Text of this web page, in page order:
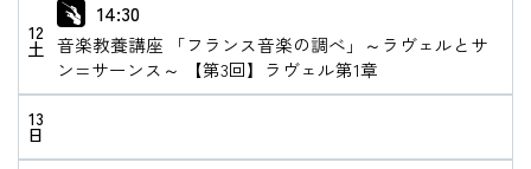
特定商取引法表示
このサイトについて
12
土
14:30
音楽教養講座 「フランス音楽の調べ」～ラヴェルとサ
ン=サーンス～ 【第3回】ラヴェル第1章
13
日